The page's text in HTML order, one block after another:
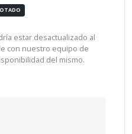
estar desactualizado al
con nuestro equipo de
del mismo.